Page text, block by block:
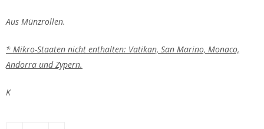
Aus Münzrollen.
* Mikro-Staaten nicht enthalten: Vatikan, San Marino, Monaco,
Andorra und Zypern.
K